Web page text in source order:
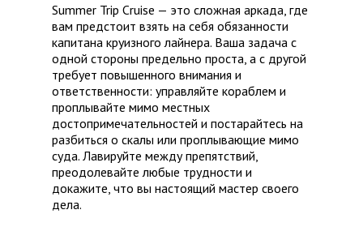
Summer Trip Cruise — это сложная аркада, где
вам предстоит взять на себя обязанности
капитана круизного лайнера. Ваша задача с
одной стороны предельно проста, а с другой
требует повышенного внимания и
ответственности: управляйте кораблем и
проплывайте мимо местных
достопримечательностей и постарайтесь на
разбиться о скалы или проплывающие мимо
суда. Лавируйте между препятствий,
преодолевайте любые трудности и
докажите, что вы настоящий мастер своего
дела.